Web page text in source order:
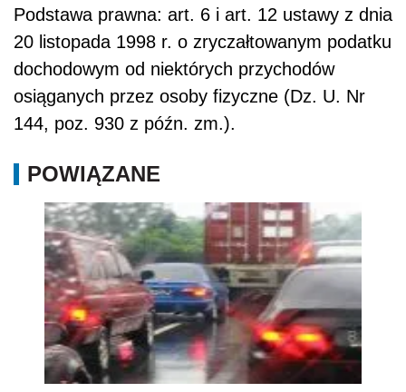
Podstawa prawna: art. 6 i art. 12 ustawy z dnia
20 listopada 1998 r. o zryczałtowanym podatku
dochodowym od niektórych przychodów
osiąganych przez osoby fizyczne (Dz. U. Nr
144, poz. 930 z późn. zm.).
POWIĄZANE